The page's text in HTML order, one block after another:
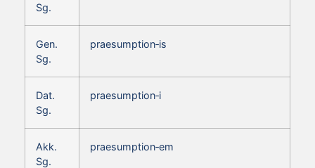
Sg.
Gen.
Sg.
praesumption‑is
Dat.
Sg.
praesumption‑i
Akk.
Sg.
praesumption‑em